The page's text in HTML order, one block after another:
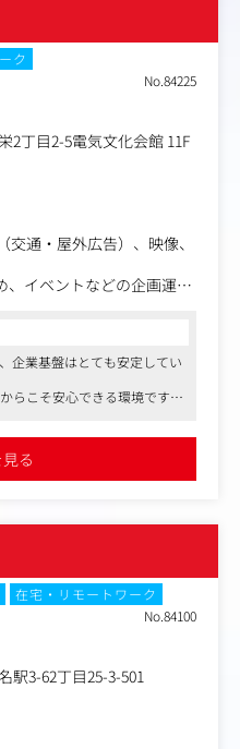
ライアントに携わること
広告・デジタル・イベン
～提案していただきます。
るほどのハイレベルな環境
ク
No.84225
2丁目2-5電気文化会館 11F
通・屋外広告）、映像、
、イベントなどの企画運営
担当としての業務も携わ
。
ープ会社からの案件と、
程度の比率です。
電力、中部電力ミライズ、
シーティーアイ等。
企業基盤はとても安定してい
らこそ安心できる環境です
外の企業で、6：4程度です。
い業種を担当することが可能
る
在宅・リモートワーク
No.84100
駅3-62丁目25-3-501